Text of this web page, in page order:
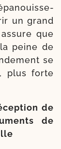
un grand
que
peine de
se
plus forte
de
de